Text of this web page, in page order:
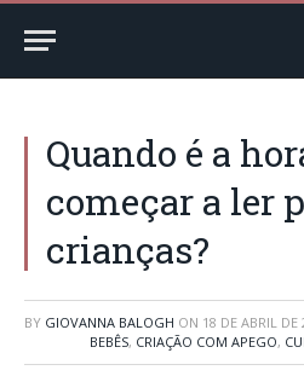
Quando é a
começar a ler
crianças?
BY GIOVANNA BALOGH ON 18 DE ABRIL DE
BEBÊS, CRIAÇÃO COM APEGO,